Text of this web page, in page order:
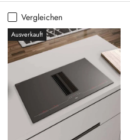
Vergleichen
Ausverkauft